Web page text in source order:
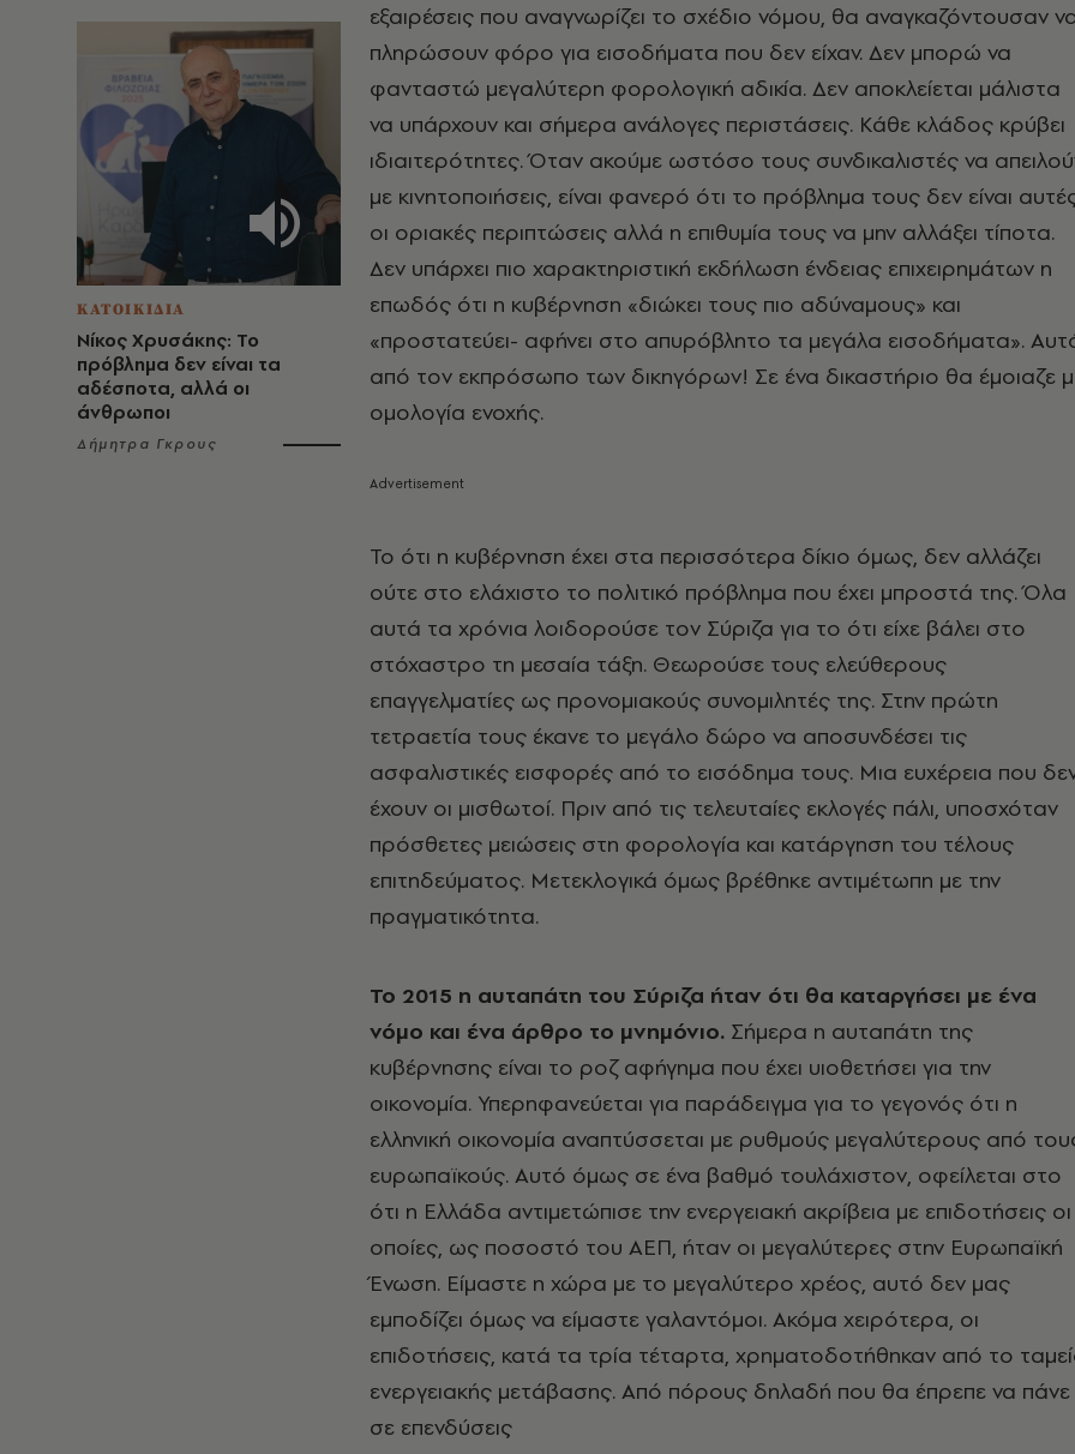
ΚΑΤΟΙΚΙΔΙΑ
Νίκος Χρυσάκης: Το
πρόβλημα δεν είναι τα
αδέσποτα, αλλά οι
άνθρωποι
Δήμητρα Γκρους
εξαιρέσεις που αναγνωρίζει το σχέδιο νόμου, θα αναγκαζόντουσαν
πληρώσουν φόρο για εισοδήματα που δεν είχαν. Δεν μπορώ να
φανταστώ μεγαλύτερη φορολογική αδικία. Δεν αποκλείεται μάλιστα
να υπάρχουν και σήμερα ανάλογες περιστάσεις. Κάθε κλάδος κρύβει
ιδιαιτερότητες. Όταν ακούμε ωστόσο τους συνδικαλιστές να
με κινητοποιήσεις, είναι φανερό ότι το πρόβλημα τους δεν είναι
οι οριακές περιπτώσεις αλλά η επιθυμία τους να μην αλλάξει τίποτα.
Δεν υπάρχει πιο χαρακτηριστική εκδήλωση ένδειας επιχειρημάτων η
επωδός ότι η κυβέρνηση «διώκει τους πιο αδύναμους» και
«προστατεύει- αφήνει στο απυρόβλητο τα μεγάλα εισοδήματα».
από τον εκπρόσωπο των δικηγόρων! Σε ένα δικαστήριο θα έμοιαζε
ομολογία ενοχής.
Το ότι η κυβέρνηση έχει στα περισσότερα δίκιο όμως, δεν αλλάζει
ούτε στο ελάχιστο το πολιτικό πρόβλημα που έχει μπροστά της. Όλα
αυτά τα χρόνια λοιδορούσε τον Σύριζα για το ότι είχε βάλει στο
στόχαστρο τη μεσαία τάξη. Θεωρούσε τους ελεύθερους
επαγγελματίες ως προνομιακούς συνομιλητές της. Στην πρώτη
τετραετία τους έκανε το μεγάλο δώρο να αποσυνδέσει τις
ασφαλιστικές εισφορές από το εισόδημα τους. Μια ευχέρεια που
έχουν οι μισθωτοί. Πριν από τις τελευταίες εκλογές πάλι, υποσχόταν
πρόσθετες μειώσεις στη φορολογία και κατάργηση του τέλους
επιτηδεύματος. Μετεκλογικά όμως βρέθηκε αντιμέτωπη με την
πραγματικότητα.
Το 2015 η αυταπάτη του Σύριζα ήταν ότι θα καταργήσει με ένα
νόμο και ένα άρθρο το μνημόνιο. Σήμερα η αυταπάτη της
κυβέρνησης είναι το ροζ αφήγημα που έχει υιοθετήσει για την
οικονομία. Υπερηφανεύεται για παράδειγμα για το γεγονός ότι η
ελληνική οικονομία αναπτύσσεται με ρυθμούς μεγαλύτερους από
ευρωπαϊκούς. Αυτό όμως σε ένα βαθμό τουλάχιστον, οφείλεται στο
ότι η Ελλάδα αντιμετώπισε την ενεργειακή ακρίβεια με επιδοτήσεις οι
οποίες, ως ποσοστό του ΑΕΠ, ήταν οι μεγαλύτερες στην Ευρωπαϊκή
Ένωση. Είμαστε η χώρα με το μεγαλύτερο χρέος, αυτό δεν μας
εμποδίζει όμως να είμαστε γαλαντόμοι. Ακόμα χειρότερα, οι
επιδοτήσεις, κατά τα τρία τέταρτα, χρηματοδοτήθηκαν από το
ενεργειακής μετάβασης. Από πόρους δηλαδή που θα έπρεπε να πάνε
σε επενδύσεις